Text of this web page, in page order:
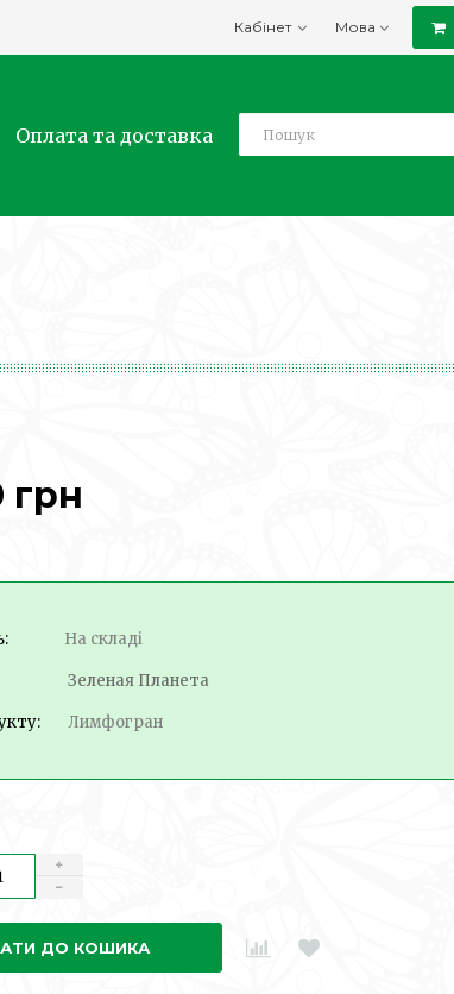
Мова
Кабінет
Оплата та доставка
грн
На складі
Зеленая Планета
Лимфогран
ДО КОШИКА